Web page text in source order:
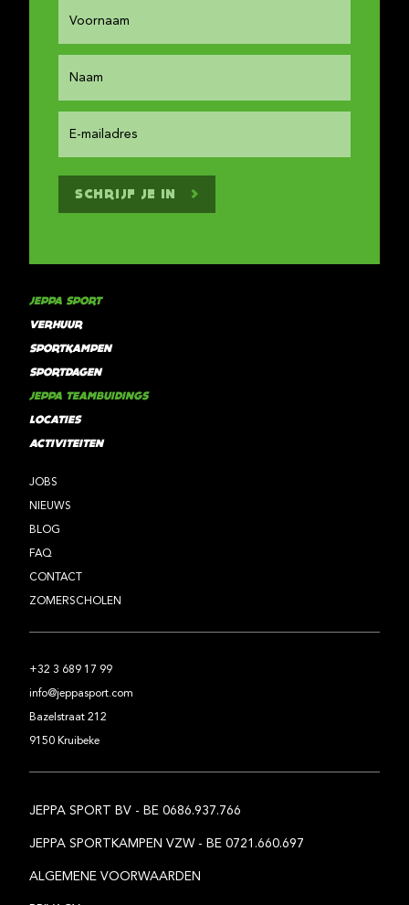
SCHRIJF JE IN
JEPPA SPORT
VERHUUR
SPORTKAMPEN
SPORTDAGEN
JEPPA TEAMBUIDINGS
LOCATIES
ACTIVITEITEN
JOBS
NIEUWS
BLOG
FAQ
CONTACT
ZOMERSCHOLEN
+32 3 689 17 99
info@jeppasport.com
Bazelstraat 212
9150 Kruibeke
JEPPA SPORT BV - BE 0686.937.766
JEPPA SPORTKAMPEN VZW - BE 0721.660.697
ALGEMENE VOORWAARDEN